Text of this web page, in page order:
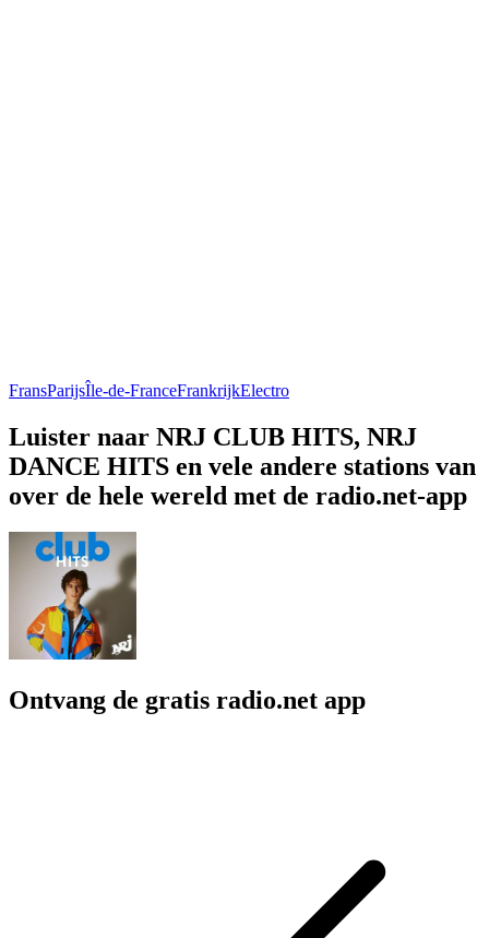
FransParijsÎle-de-FranceFrankrijkElectro
Luister naar NRJ CLUB HITS, NRJ
DANCE HITS en vele andere stations van
over de hele wereld met de radio.net-app
Ontvang de gratis radio.net app